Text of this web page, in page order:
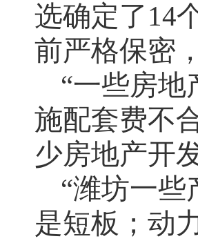
选确定了14
前严格保密
“一些房
施配套费不
少房地产开
“潍坊一
是短板；动